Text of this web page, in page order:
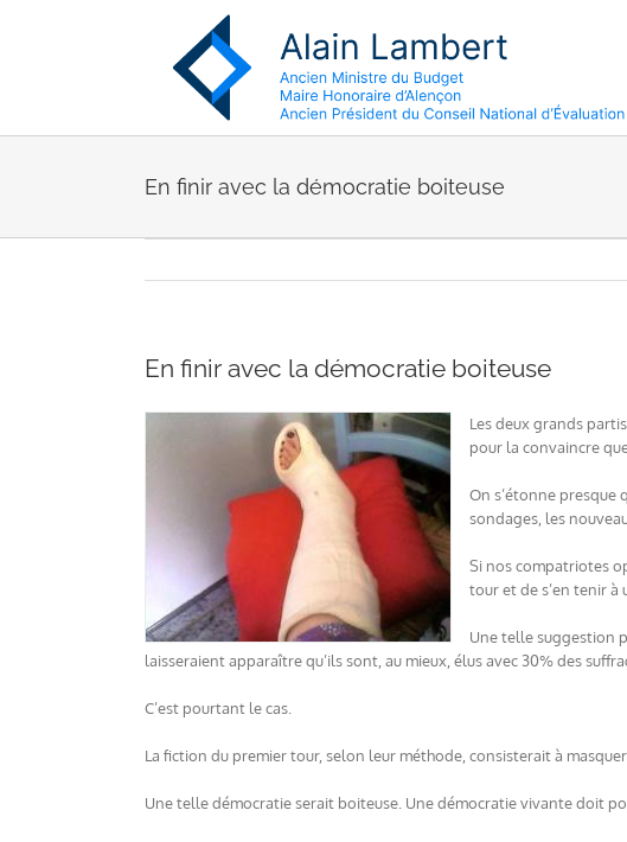
En finir avec la démocratie boiteuse
En finir avec la démocratie boiteuse
Les deux grands
pour la convaincre
On s’étonne presque
sondages, les
Si nos compatriotes
tour et de s’en tenir
Une telle suggestion
laisseraient apparaître qu’ils sont, au mieux, élus avec 30% des
C’est pourtant le cas.
La fiction du premier tour, selon leur méthode, consisterait à
Une telle démocratie serait boiteuse. Une démocratie vivante doit